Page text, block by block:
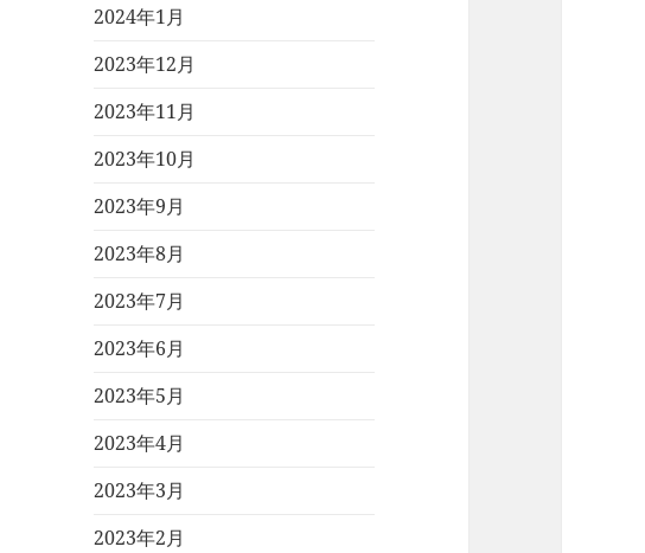
2024年1月
2023年12月
2023年11月
2023年10月
2023年9月
2023年8月
2023年7月
2023年6月
2023年5月
2023年4月
2023年3月
2023年2月